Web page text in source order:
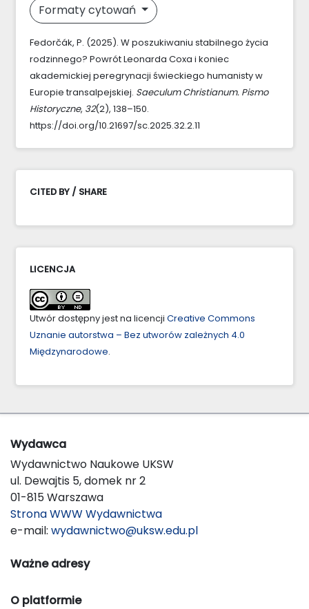
Formaty cytowań
Fedorčák, P. (2025). W poszukiwaniu stabilnego życia
rodzinnego? Powrót Leonarda Coxa i koniec
akademickiej peregrynacji świeckiego humanisty w
Europie transalpejskiej. Saeculum Christianum. Pismo
Historyczne, 32(2), 138–150.
https://doi.org/10.21697/sc.2025.32.2.11
CITED BY / SHARE
LICENCJA
Utwór dostępny jest na licencji Creative Commons
Uznanie autorstwa – Bez utworów zależnych 4.0
Międzynarodowe.
Wydawca
Wydawnictwo Naukowe UKSW
ul. Dewajtis 5, domek nr 2
01-815 Warszawa
Strona WWW Wydawnictwa
e-mail: wydawnictwo@uksw.edu.pl
Ważne adresy
O platformie